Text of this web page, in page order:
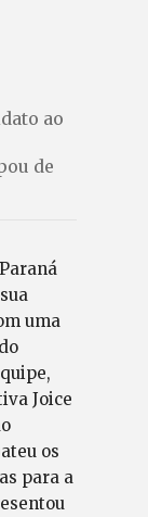
ao
de
uma
Joice
os
para a